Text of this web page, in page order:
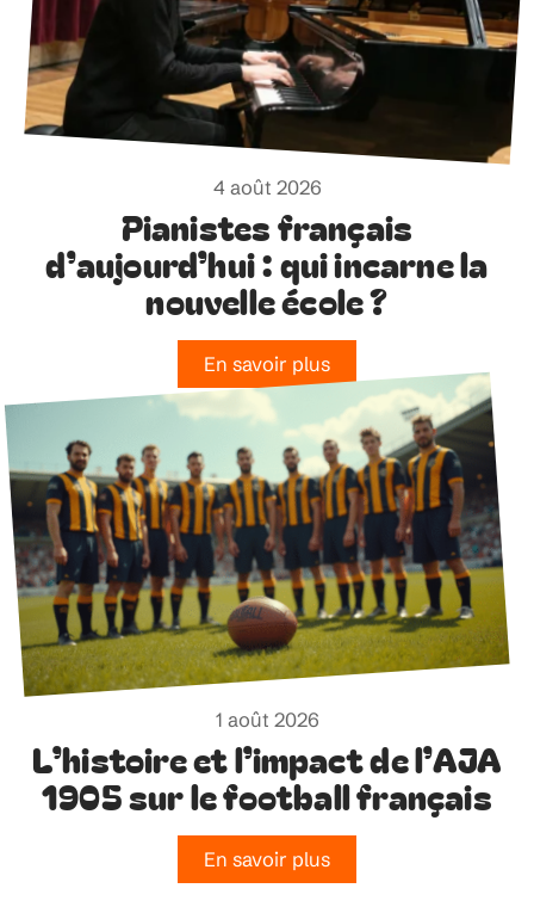
4 août 2026
Pianistes français
d’aujourd’hui : qui incarne la
nouvelle école ?
En savoir plus
1 août 2026
L’histoire et l’impact de l’AJA
1905 sur le football français
En savoir plus